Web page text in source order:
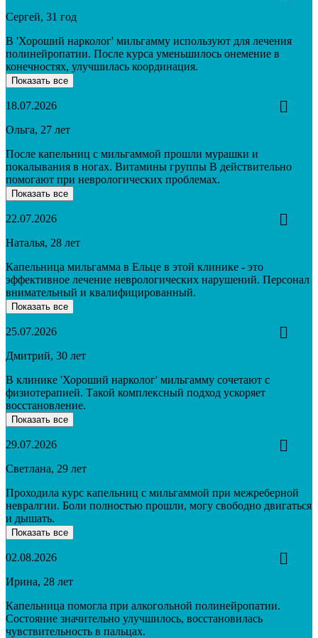
Сергей, 31 год
В 'Хороший нарколог' мильгамму используют для лечения
полинейропатии. После курса уменьшилось онемение в
конечностях, улучшилась координация.
Показать все
18.07.2026
Ольга, 27 лет
После капельниц с мильгаммой прошли мурашки и
покалывания в ногах. Витамины группы B действительно
помогают при неврологических проблемах.
Показать все
22.07.2026
Наталья, 28 лет
Капельница мильгамма в Ельце в этой клинике - это
эффективное лечение неврологических нарушений. Персонал
внимательный и квалифицированный.
Показать все
25.07.2026
Дмитрий, 30 лет
В клинике 'Хороший нарколог' мильгамму сочетают с
физиотерапией. Такой комплексный подход ускоряет
восстановление.
Показать все
29.07.2026
Светлана, 29 лет
Проходила курс капельниц с мильгаммой при межреберной
невралгии. Боли полностью прошли, могу свободно двигаться
и дышать.
Показать все
02.08.2026
Ирина, 28 лет
Капельница помогла при алкогольной полинейропатии.
Состояние значительно улучшилось, восстановилась
чувствительность в пальцах.